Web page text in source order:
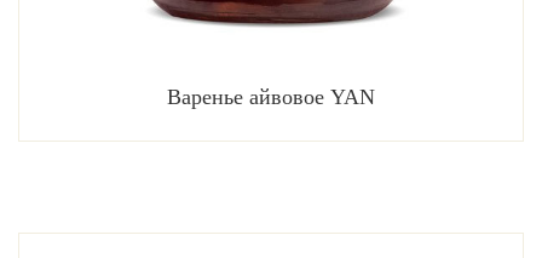
Варенье айвовое YAN